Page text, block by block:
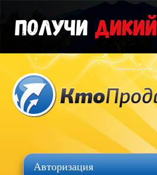
Авторизация